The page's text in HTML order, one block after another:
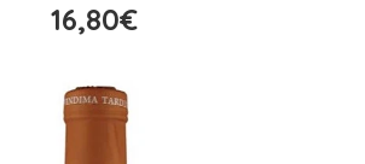
16,80€